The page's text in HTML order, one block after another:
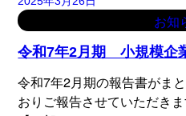
お知
令和7年2月期の報告書がま
おりご報告させていただき